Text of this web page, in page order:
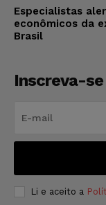
Especialistas
econômicos da
Brasil
Inscreva-se
Li e aceito a